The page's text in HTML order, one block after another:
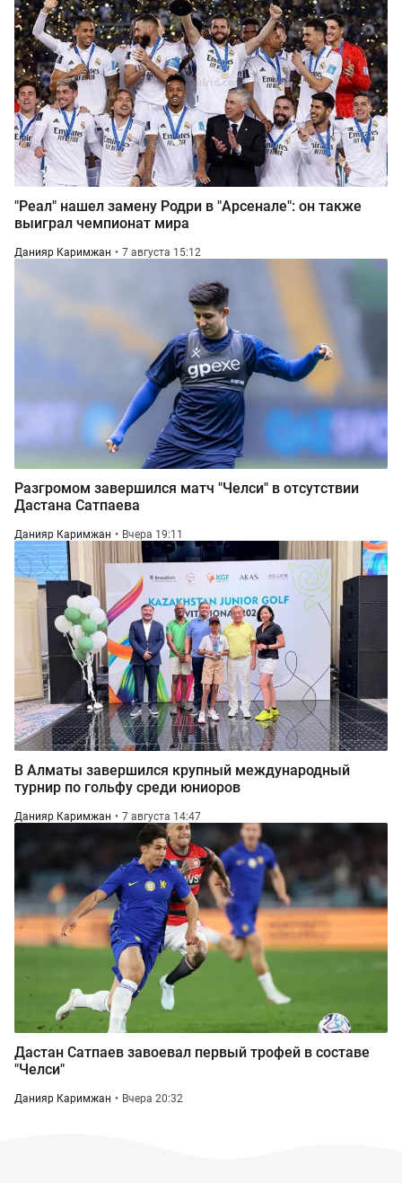
"Реал" нашел замену Родри в "Арсенале": он также
выиграл чемпионат мира
Данияр Каримжан 7 августа 15:12
Разгромом завершился матч "Челси" в отсутствии
Дастана Сатпаева
Данияр Каримжан Вчера 19:11
В Алматы завершился крупный международный
турнир по гольфу среди юниоров
Данияр Каримжан 7 августа 14:47
Дастан Сатпаев завоевал первый трофей в составе
"Челси"
Данияр Каримжан Вчера 20:32